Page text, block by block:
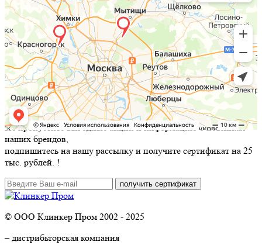
Не пропустите выгодные акции и информацию о новинках
наших брендов,
подпишитесь на нашу рассылку и получите сертификат на 25
тыс. рублей. !
© ООО Клинкер Пром 2002 - 2025
– дистрибьторская компания